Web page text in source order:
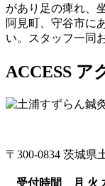
があり足の痺れ、
阿見町、守谷市に
い。スタッフ一同
ACCESS ア
〒300-0834 茨城県
受付時間 月 火